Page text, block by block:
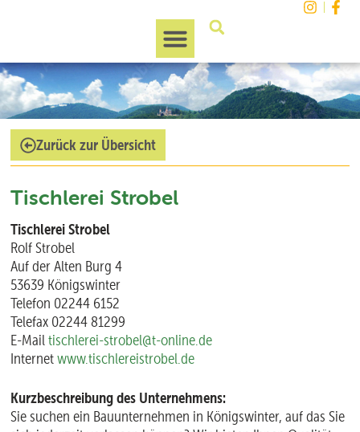
Zurück zur Übersicht
Tischlerei Strobel
Tischlerei Strobel
Rolf Strobel
Auf der Alten Burg 4
53639 Königswinter
Telefon 02244 6152
Telefax 02244 81299
E-Mailtischlerei-strobel@t-online.de
Internetwww.tischlereistrobel.de
Kurzbeschreibung des Unternehmens:
Sie suchen ein Bauunternehmen in Königswinter, auf das Sie